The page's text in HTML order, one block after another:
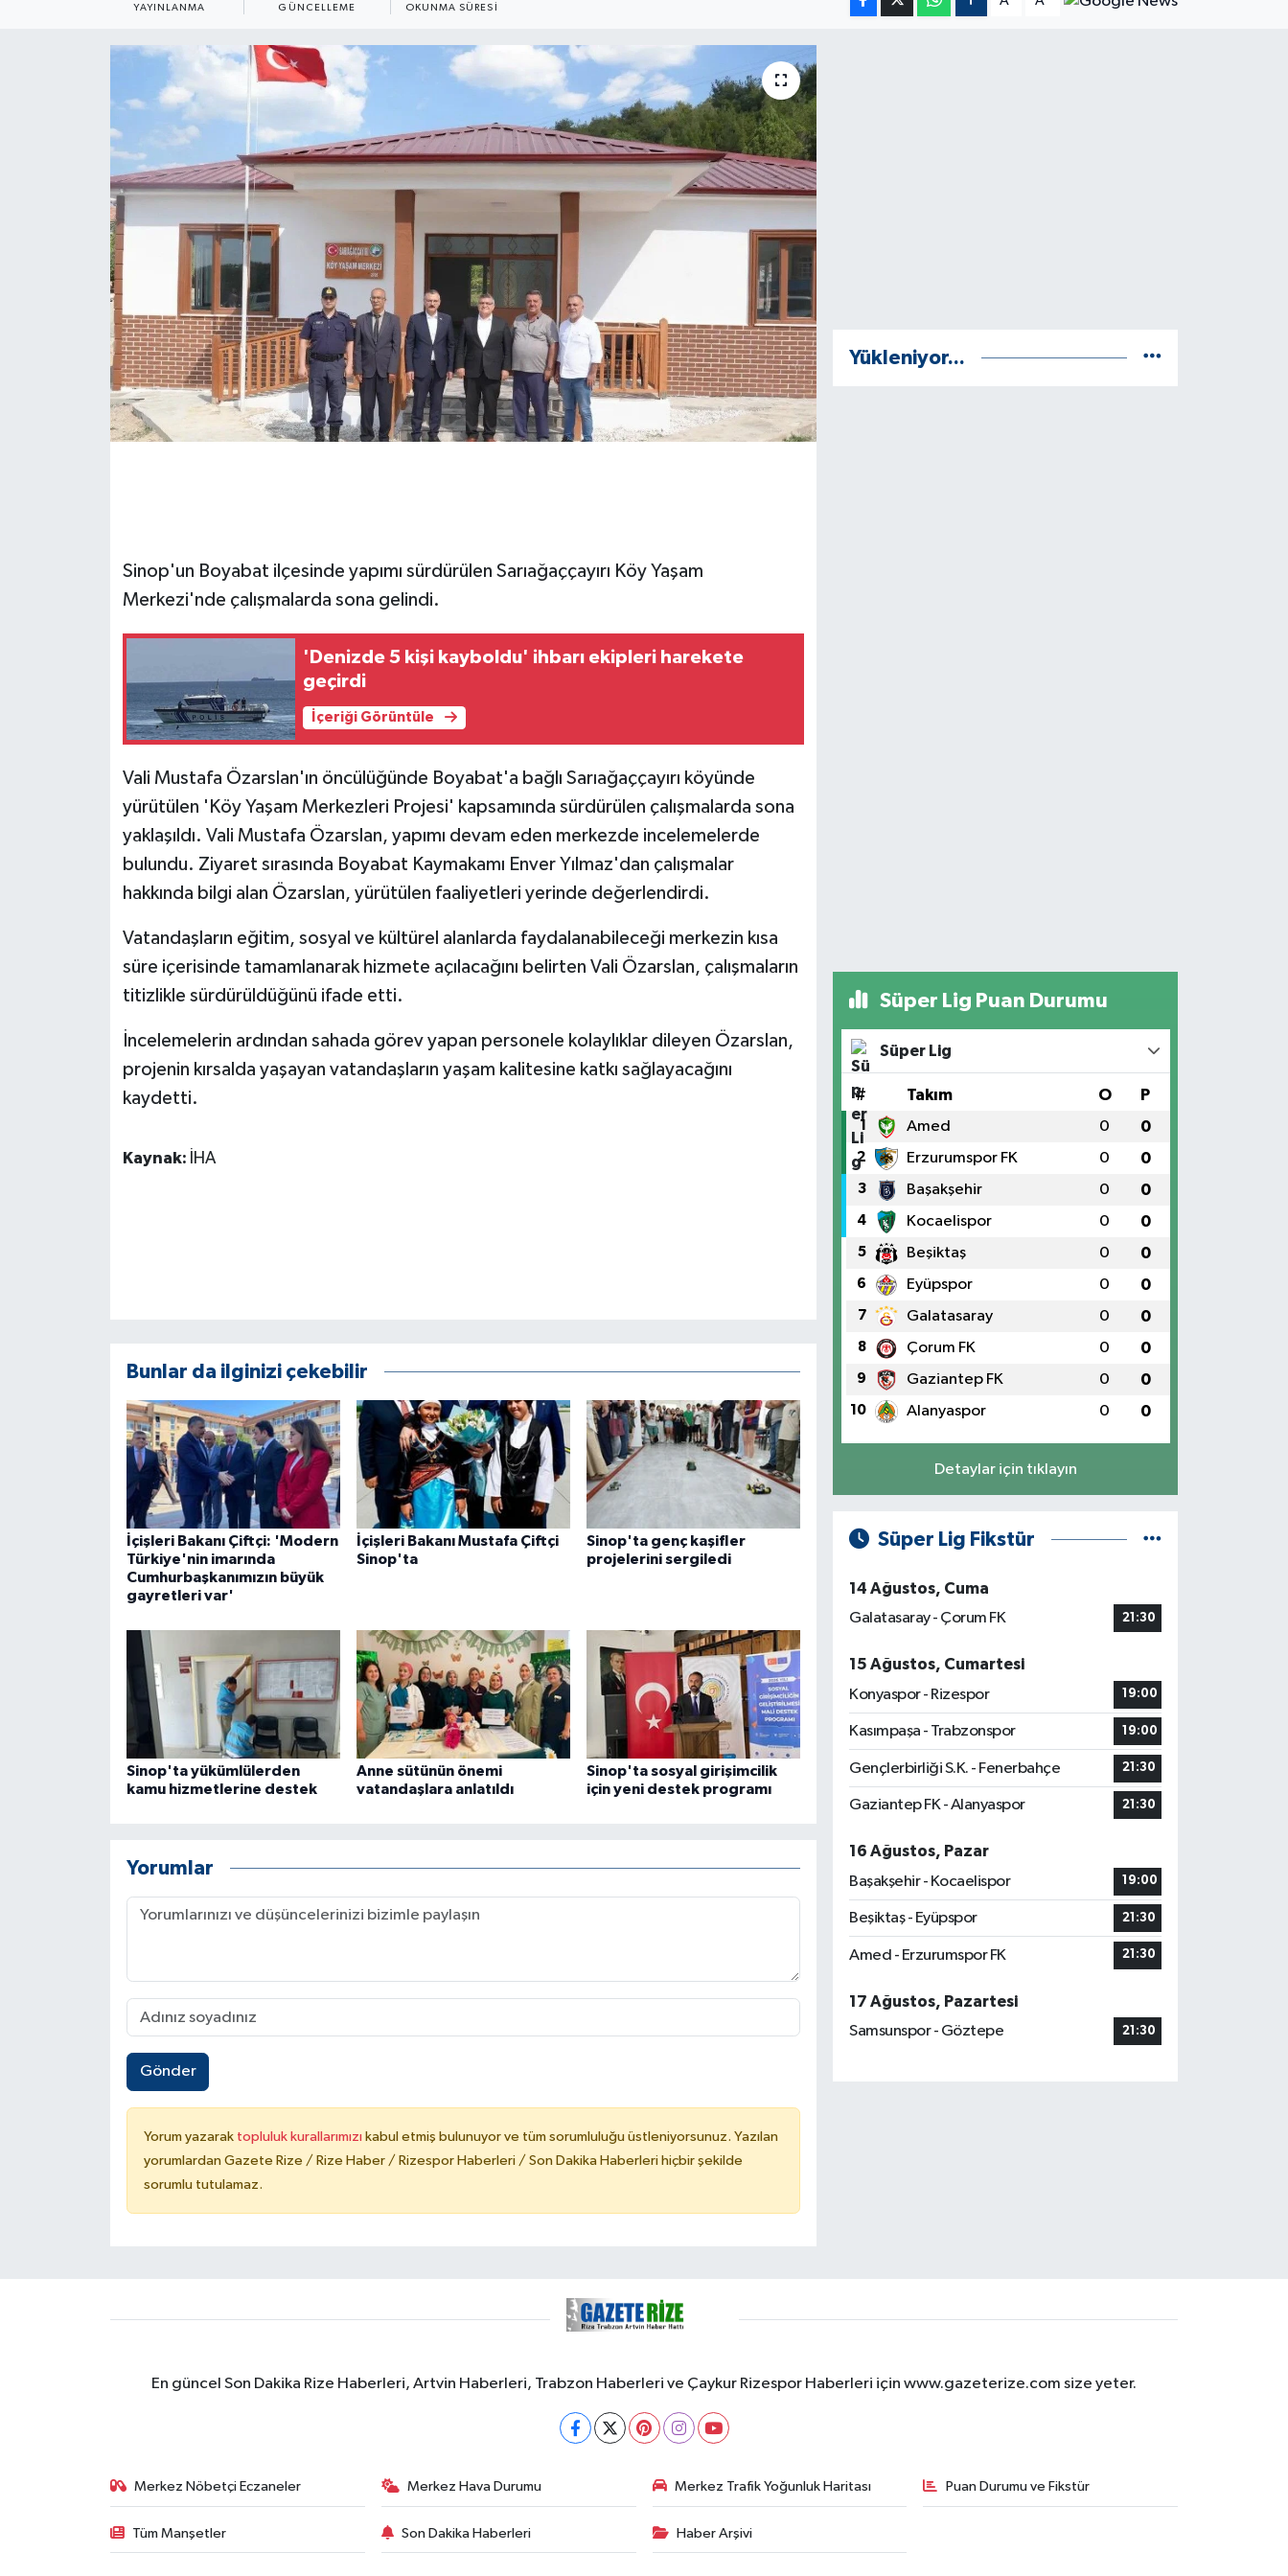
YAYINLANMA GÜNCELLEME OKUNMA SÜRESI
Sinop'un Boyabat ilçesinde yapımı sürdürülen Sarıağaççayırı Köy Yaşam
Merkezi'nde çalışmalarda sona gelindi.
'Denizde 5 kişi kayboldu' ihbarı ekipleri harekete
geçirdi
İçeriği Görüntüle
Vali Mustafa Özarslan'ın öncülüğünde Boyabat'a bağlı Sarıağaççayırı köyünde
yürütülen 'Köy Yaşam Merkezleri Projesi' kapsamında sürdürülen çalışmalarda sona
yaklaşıldı. Vali Mustafa Özarslan, yapımı devam eden merkezde incelemelerde
bulundu. Ziyaret sırasında Boyabat Kaymakamı Enver Yılmaz'dan çalışmalar
hakkında bilgi alan Özarslan, yürütülen faaliyetleri yerinde değerlendirdi.
Vatandaşların eğitim, sosyal ve kültürel alanlarda faydalanabileceği merkezin kısa
süre içerisinde tamamlanarak hizmete açılacağını belirten Vali Özarslan, çalışmaların
titizlikle sürdürüldüğünü ifade etti.
İncelemelerin ardından sahada görev yapan personele kolaylıklar dileyen Özarslan,
projenin kırsalda yaşayan vatandaşların yaşam kalitesine katkı sağlayacağını
kaydetti.
Kaynak: İHA
Bunlar da ilginizi çekebilir
İçişleri Bakanı Çiftçi: 'Modern
Türkiye'nin imarında
Cumhurbaşkanımızın büyük
gayretleri var'
İçişleri Bakanı Mustafa Çiftçi
Sinop'ta
Sinop'ta genç kaşifler
projelerini sergiledi
Sinop'ta yükümlülerden
kamu hizmetlerine destek
Anne sütünün önemi
vatandaşlara anlatıldı
Sinop'ta sosyal girişimcilik
için yeni destek programı
Yorumlar
Gönder
Yorum yazarak topluluk kurallarımızı kabul etmiş bulunuyor ve tüm sorumluluğu üstleniyorsunuz. Yazılan
yorumlardan Gazete Rize / Rize Haber / Rizespor Haberleri / Son Dakika Haberleri hiçbir şekilde
sorumlu tutulamaz.
Yükleniyor...
Süper Lig Puan Durumu
Süper Lig
# Takım O P
1 Amed 0 0
2 Erzurumspor FK 0 0
3 Başakşehir 0 0
4 Kocaelispor 0 0
5 Beşiktaş 0 0
6 Eyüpspor 0 0
7 Galatasaray 0 0
8 Çorum FK 0 0
9 Gaziantep FK 0 0
10 Alanyaspor 0 0
Detaylar için tıklayın
Süper Lig Fikstür
14 Ağustos, Cuma
Galatasaray - Çorum FK
21:30
15 Ağustos, Cumartesi
Konyaspor - Rizespor
19:00
Kasımpaşa - Trabzonspor 19:00
Gençlerbirliği S.K. - Fenerbahçe 21:30
Gaziantep FK - Alanyaspor 21:30
16 Ağustos, Pazar
Başakşehir - Kocaelispor
19:00
Beşiktaş - Eyüpspor 21:30
Amed - Erzurumspor FK 21:30
17 Ağustos, Pazartesi
Samsunspor - Göztepe
21:30
En güncel Son Dakika Rize Haberleri, Artvin Haberleri, Trabzon Haberleri ve Çaykur Rizespor Haberleri için www.gazeterize.com size yeter.
Merkez Nöbetçi Eczaneler Merkez Hava Durumu Merkez Trafik Yoğunluk Haritası Puan Durumu ve Fikstür
Tüm Manşetler Son Dakika Haberleri Haber Arşivi
EĞİTİM
EKONOMİ
English News
Flaş Haber
Gayrimenkul
İş Dünyası
Jandarma
KÜLTÜR SANAT
Otomobil
SPOR HABERLERİ
Yerel Haberler